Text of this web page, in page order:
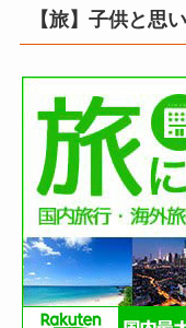
【旅】子供と思